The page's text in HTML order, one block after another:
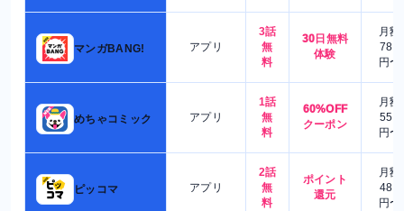
マンガBANG! アプリ
3話
無
料
30日無料
体験
月額
780
円〜
めちゃコミック アプリ
1話
無
料
60%OFF
クーポン
月額
550
円〜
ピッコマ アプリ
2話
無
料
ポイント
還元
月額
480
円〜